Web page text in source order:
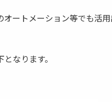
ートメーション等でも活
なります。